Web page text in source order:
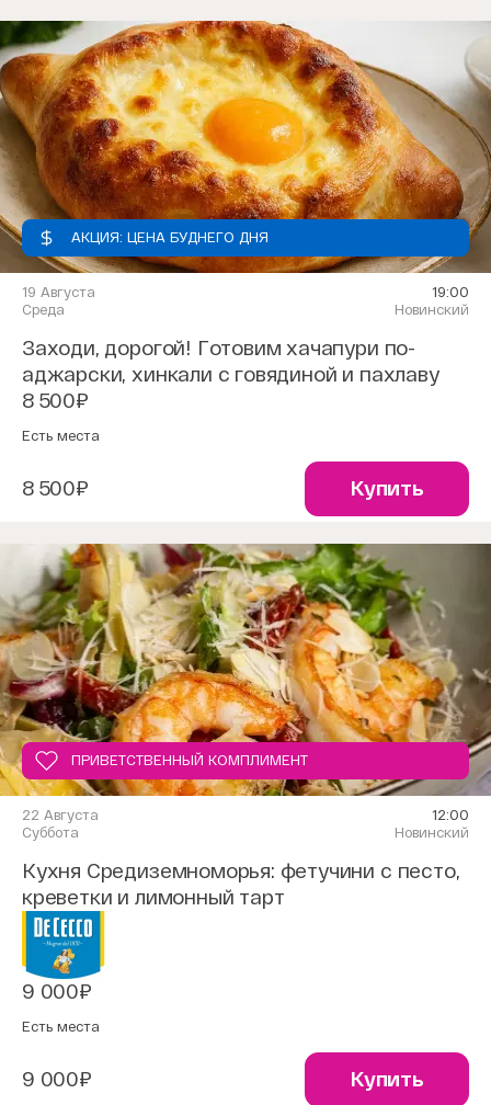
АКЦИЯ: ЦЕНА БУДНЕГО ДНЯ
19 Августа
Среда
19:00
Новинский
Заходи, дорогой! Готовим хачапури по-
аджарски, хинкали с говядиной и пахлаву
8 500₽
Есть места
8 500₽ Купить
ПРИВЕТСТВЕННЫЙ КОМПЛИМЕНТ
22 Августа
Суббота
12:00
Новинский
Кухня Средиземноморья: фетучини с песто,
креветки и лимонный тарт
9 000₽
Есть места
9 000₽ Купить